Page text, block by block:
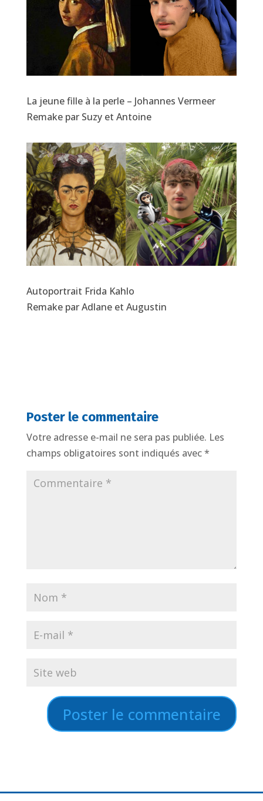
La jeune fille à la perle – Johannes Vermeer
Remake par Suzy et Antoine
Autoportrait Frida Kahlo
Remake par Adlane et Augustin
Poster le commentaire
Votre adresse e-mail ne sera pas publiée. Les
champs obligatoires sont indiqués avec*